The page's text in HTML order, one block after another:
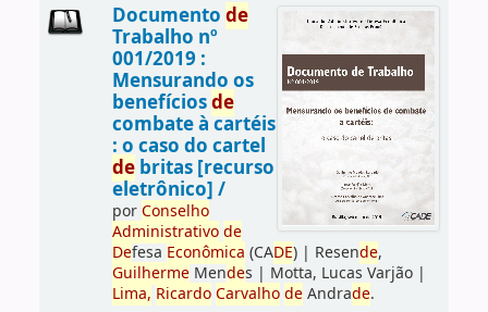
Documento de
Trabalho nº
001/2019 :
Mensurando os
benefíciosde
combate à cartéis
: o caso do cartel
debritas [recurso
eletrônico] /
porConselho
Administrativo de
Defesa Econômica (CADE)| Resende,
GuilhermeMendes | Motta, Lucas Varjão|
Lima, Ricardo Carvalho deAndrade.